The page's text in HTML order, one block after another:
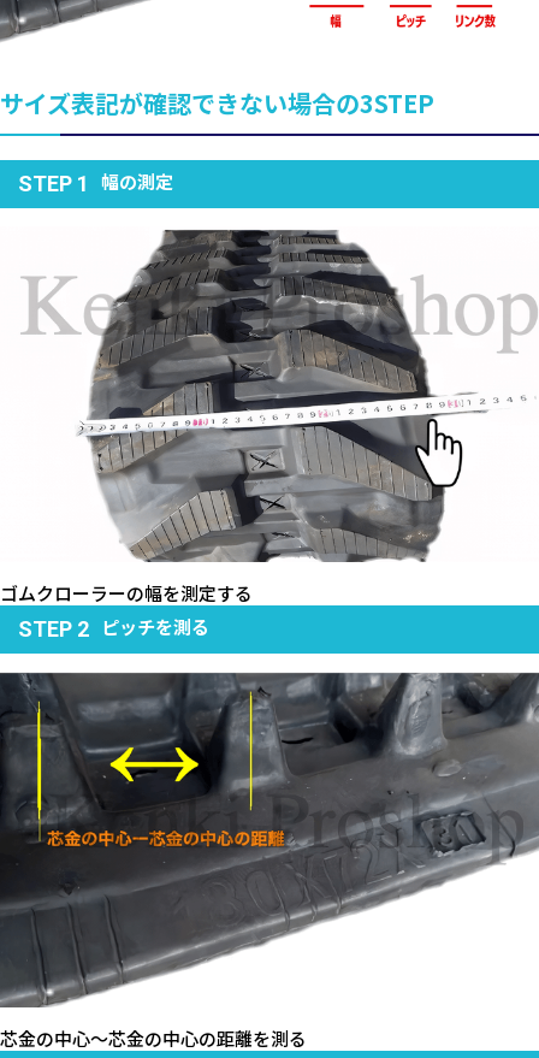
サイズ表記が確認できない場合の3STEP
STEP 1 幅の測定
ゴムクローラーの幅を測定する
STEP 2 ピッチを測る
芯金の中心～芯金の中心の距離を測る